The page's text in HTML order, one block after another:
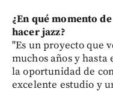
¿En qué momento
hacer jazz?
"Es un proyecto que
muchos años y hasta
la oportunidad de
excelente estudio y